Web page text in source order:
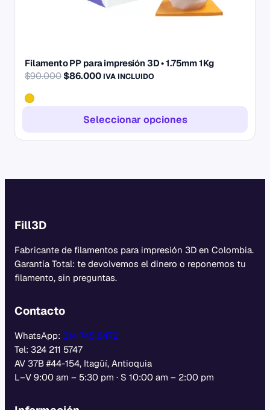
Filamento PP para impresión 3D • 1.75mm 1Kg
$90.000 El
$86.000El
es:
IVA INCLUIDO
Seleccionar opciones
Fill3D
Fabricante de filamentos para impresión 3D en Colombia.
Garantía Total: te devolvemos el dinero o reponemos tu
filamento, sin preguntas.
Contacto
WhatsApp: 314 745 8472
Tel: 324 211 5747
AV 37B #44-154, Itagüí, Antioquia
L–V 9:00 am – 5:30 pm · S 10:00 am – 2:00 pm